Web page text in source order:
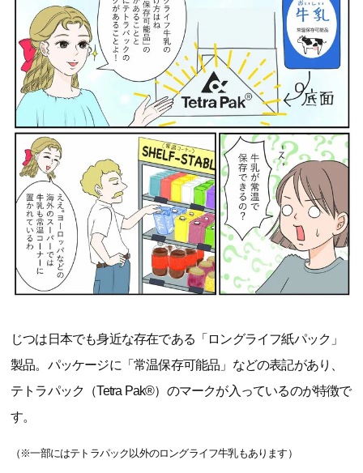
じつは日本でも身近な存在である「ロングライフ紙パック」
製品。パッケージに「常温保存可能品」などの表記があり、
テトラパック（Tetra Pak®）のマークが入っているのが特徴で
す。
（※一部にはテトラパック以外のロングライフ牛乳もあります）